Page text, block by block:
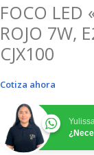
FOCO LED
ROJO 7W,
CJX100
Cotiza ahora